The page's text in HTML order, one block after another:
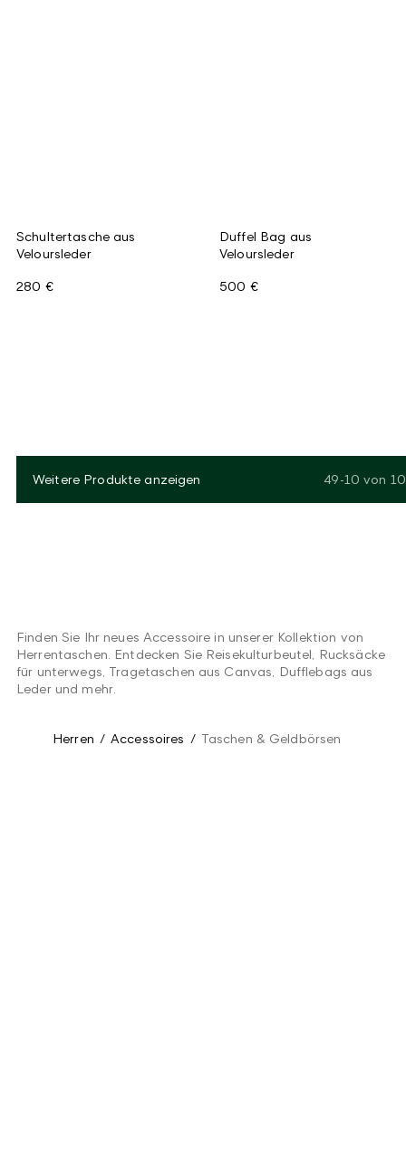
Schultertasche aus
Veloursleder
280 €
Duffel Bag aus
Veloursleder
500 €
Weitere Produkte anzeigen 49-10 von 10
Finden Sie Ihr neues Accessoire in unserer Kollektion von
Herrentaschen. Entdecken Sie Reisekulturbeutel, Rucksäcke
für unterwegs, Tragetaschen aus Canvas, Dufflebags aus
Leder und mehr.
Herren / Accessoires / Taschen & Geldbörsen